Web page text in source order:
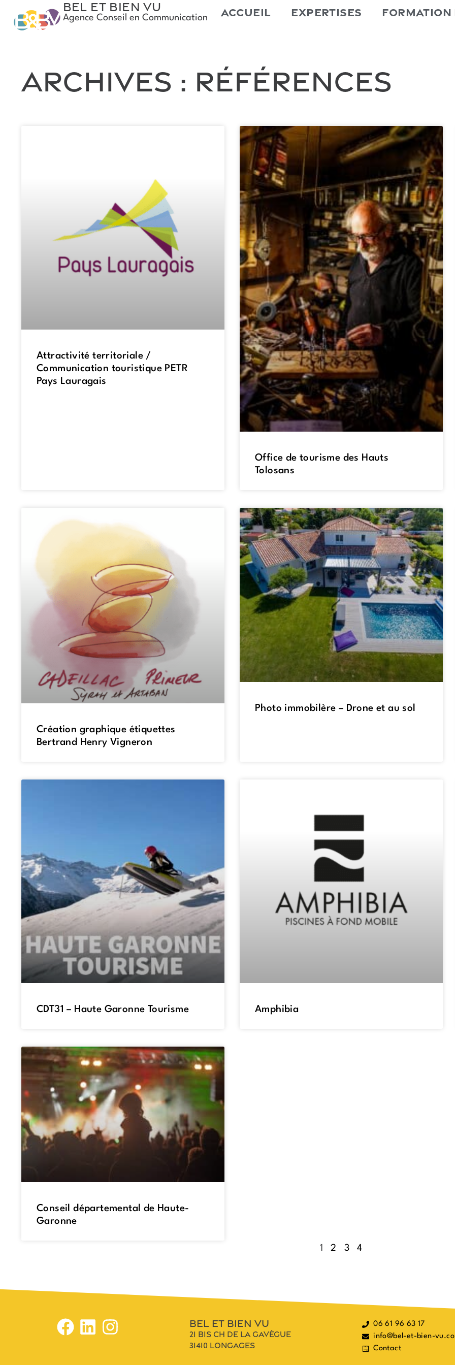
Bel et Bien Vu
Agence Conseil en Communication Accueil Expertises
Archives : Références
Attractivité territoriale /
Communication touristique PETR
Pays Lauragais
Office de tourisme des Hauts
Tolosans
Création graphique étiquettes
Bertrand Henry Vigneron
Photo immobilère – Drone et au sol
CDT31 – Haute Garonne Tourisme Amphibia
Conseil départemental de Haute-
Garonne
1 2 3 4
bel et bien vu
21 bis ch de la gavègue
31410 longages
06 61 96 63 17
info@bel-et-bien-
Contact